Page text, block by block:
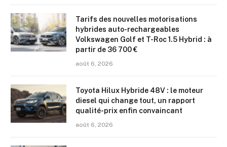
Tarifs des nouvelles motorisations
hybrides auto-rechargeables
Volkswagen Golf et T-Roc 1.5 Hybrid : à
partir de 36 700 €
août 6, 2026
Toyota Hilux Hybride 48V : le moteur
diesel qui change tout, un rapport
qualité-prix enfin convaincant
août 6, 2026